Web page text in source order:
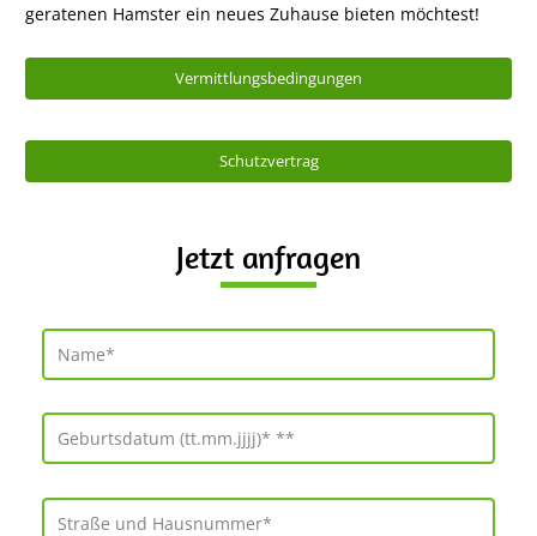
geratenen Hamster ein neues Zuhause bieten möchtest!
Vermittlungsbedingungen
Schutzvertrag
Jetzt anfragen